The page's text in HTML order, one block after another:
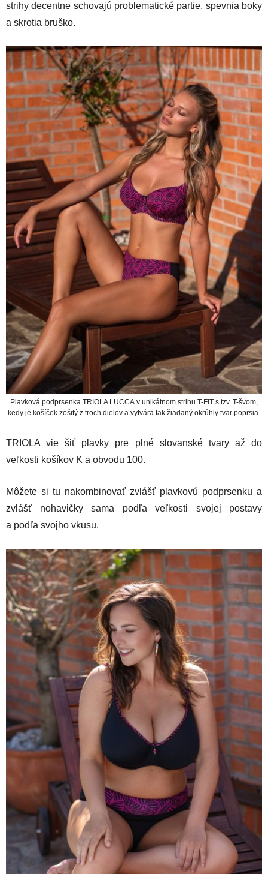
strihy decentne schovajú problematické partie, spevnia boky
a skrotia bruško.
Plavková podprsenka TRIOLA LUCCA v unikátnom strihu T-FIT s tzv. T-švom,
kedy je košíček zošitý z troch dielov a vytvára tak žiadaný okrúhly tvar poprsia.
TRIOLA vie šiť plavky pre plné slovanské tvary až do
veľkosti košíkov K a obvodu 100.
Môžete si tu nakombinovať zvlášť plavkovú podprsenku a
zvlášť nohavičky sama podľa veľkosti svojej postavy
a podľa svojho vkusu.